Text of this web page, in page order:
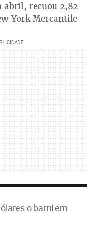
abril, recuou 2,82
York Mercantile
o barril em